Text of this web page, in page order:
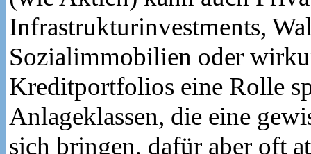
Infrastrukturinvestments,
Sozialimmobilien oder
Kreditportfolios eine Rolle
Anlageklassen, die eine
sich bringen, dafür aber oft